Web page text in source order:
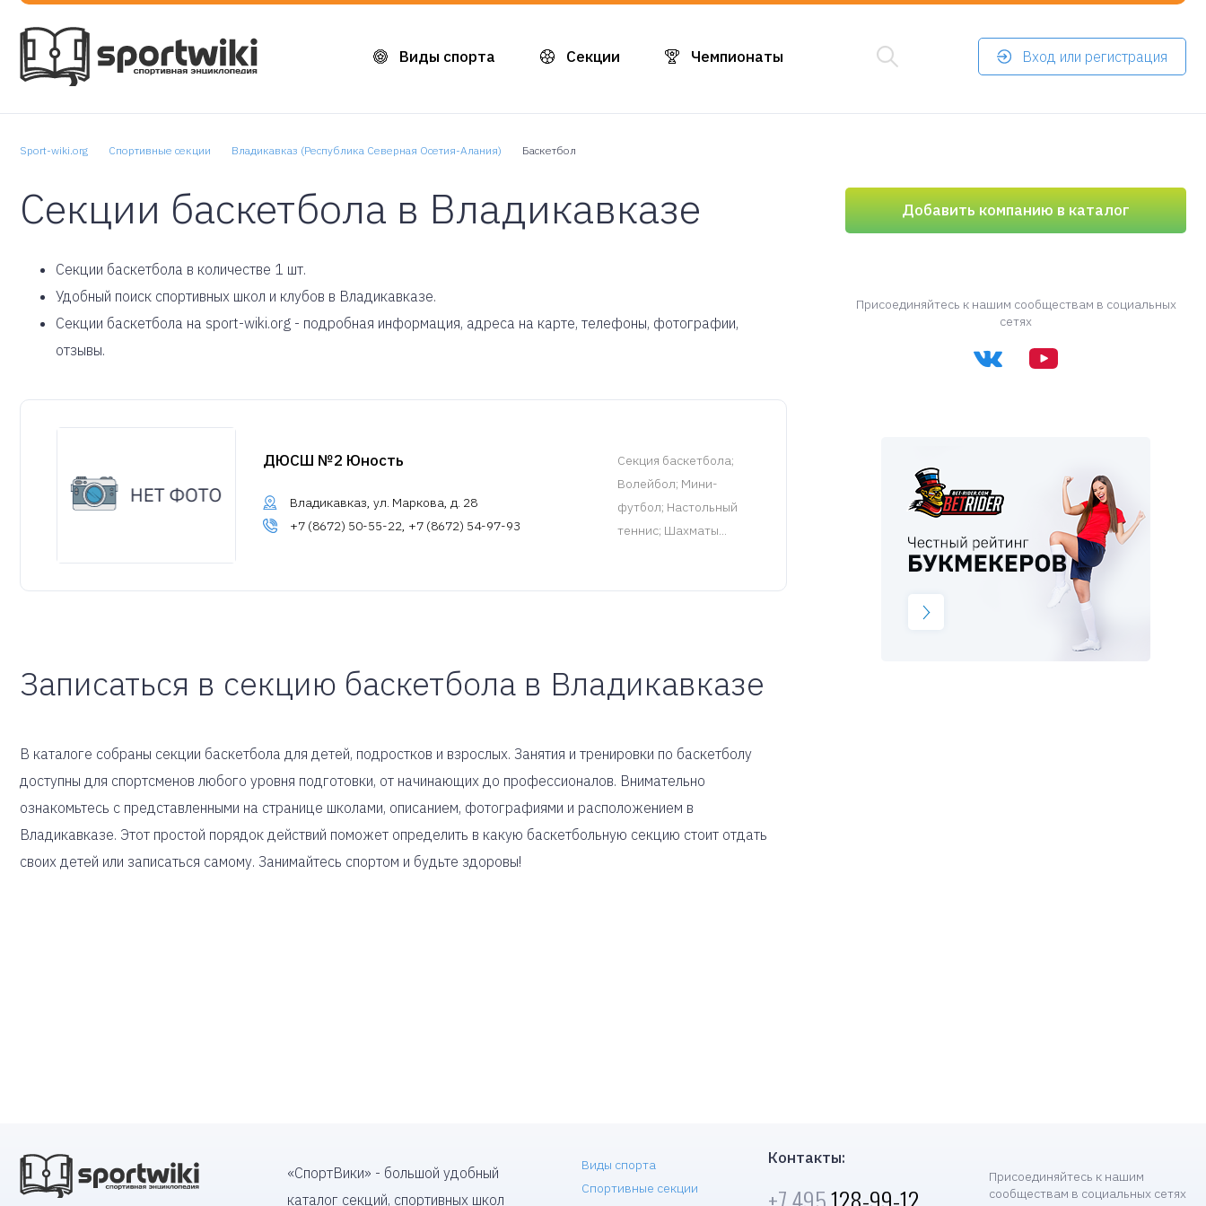
Виды спорта Секции Чемпионаты Вход или регистрация
Sport-wiki.org Спортивные секции Владикавказ (Республика Северная Осетия-Алания) Баскетбол
Секции баскетбола в Владикавказе
Cекции баскетбола в количестве 1 шт.
Удобный поиск спортивных школ и клубов в Владикавказе.
Секции баскетбола на sport-wiki.org - подробная информация, адреса на карте, телефоны, фотографии,
отзывы.
ДЮСШ №2 Юность
Владикавказ, ул. Маркова, д. 28
+7 (8672) 50-55-22, +7 (8672) 54-97-93
Cекция баскетбола;
Волейбол; Мини-
футбол; Настольный
теннис; Шахматы...
Записаться в секцию баскетбола в Владикавказе
В каталоге собраны секции баскетбола для детей, подростков и взрослых. Занятия и тренировки по баскетболу
доступны для спортсменов любого уровня подготовки, от начинающих до профессионалов. Внимательно
ознакомьтесь с представленными на странице школами, описанием, фотографиями и расположением в
Владикавказе. Этот простой порядок действий поможет определить в какую баскетбольную секцию стоит отдать
своих детей или записаться самому. Занимайтесь спортом и будьте здоровы!
Добавить компанию в каталог
Присоединяйтесь к нашим сообществам в социальных
сетях
«СпортВики» - большой удобный
каталог секций, спортивных школ
Виды спорта
Спортивные секции
Контакты:
Присоединяйтесь к нашим
сообществам в социальных сетях